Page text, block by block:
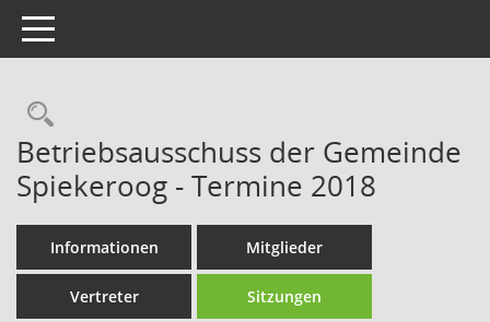
Toggle navigation
Rechercheauswahl
Betriebsausschuss der Gemeinde
Spiekeroog - Termine 2018
Informationen Mitglieder
Vertreter Sitzungen